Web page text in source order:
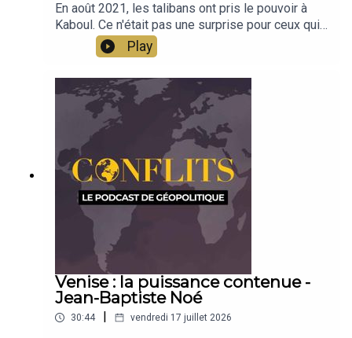
En août 2021, les talibans ont pris le pouvoir à
Kaboul. Ce n'était pas une surprise pour ceux qui
connaissent le pays et qui avaient étudié son
évolution. En deux cartes, Jean-Baptiste Noé
revient sur ce basculement et montre comment la
cartographie décisionnelle permet d'étoffer
l'analyse géopolitique.
Play
Venise : la puissance contenue -
Jean-Baptiste Noé
30:44 vendredi 17 juillet 2026